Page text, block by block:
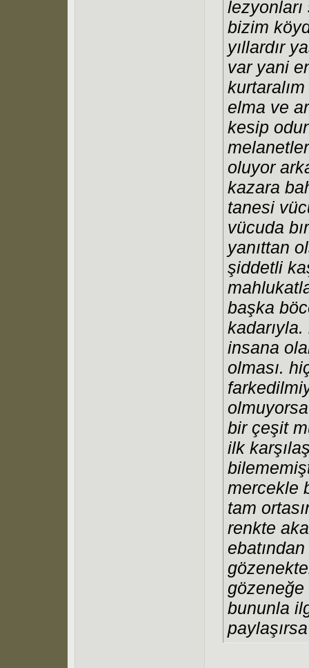
lezyonları
bizim
yıllardır
var yani
elma ve
kesip
oluyor
kazara
tanesi
vücuda
yanıttan
şiddetli
başka
insana
olması.
bir çeşit
ilk
mercekle
tam
renkte
bununla